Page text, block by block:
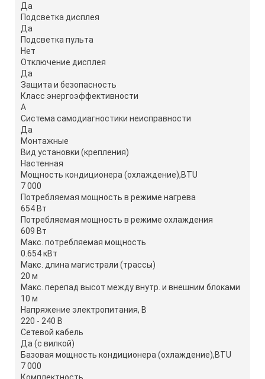
Да
Подсветка дисплея
Да
Подсветка пульта
Нет
Отключение дисплея
Да
Защита и безопасность
Класс энергоэффективности
A
Система самодиагностики неисправности
Да
Монтажные
Вид установки (крепления)
Настенная
Мощность кондиционера (охлаждение),BTU
7 000
Потребляемая мощность в режиме нагрева
654 Вт
Потребляемая мощность в режиме охлаждения
609 Вт
Макс. потребляемая мощность
0.654 кВт
Макс. длина магистрали (трассы)
20 м
Макс. перепад высот между внутр. и внешним блоками
10 м
Напряжение электропитания, В
220 - 240 В
Сетевой кабель
Да (с вилкой)
Базовая мощность кондиционера (охлаждение),BTU
7 000
Комплектность